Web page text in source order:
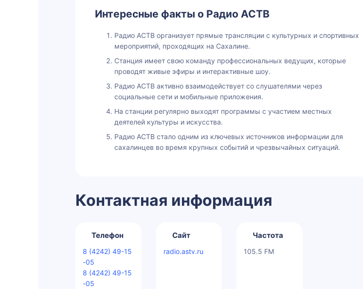
Интересные факты о Радио АСТВ
Радио АСТВ организует прямые трансляции с культурных и спортивных
мероприятий, проходящих на Сахалине.
Станция имеет свою команду профессиональных ведущих, которые
проводят живые эфиры и интерактивные шоу.
Радио АСТВ активно взаимодействует со слушателями через
социальные сети и мобильные приложения.
На станции регулярно выходят программы с участием местных
деятелей культуры и искусства.
Радио АСТВ стало одним из ключевых источников информации для
сахалинцев во время крупных событий и чрезвычайных ситуаций.
Контактная информация
Телефон
8 (4242) 49-15
-05
8 (4242) 49-15
-05
Сайт
radio.astv.ru
Частота
105.5 FM